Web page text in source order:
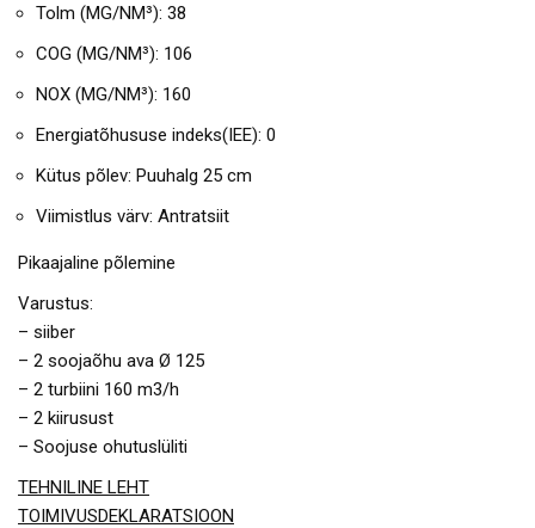
Tolm (MG/NM³): 38
COG (MG/NM³): 106
NOX (MG/NM³): 160
Energiatõhususe indeks(IEE): 0
Kütus põlev: Puuhalg 25 cm
Viimistlus värv: Antratsiit
Pikaajaline põlemine
Varustus:
– siiber
– 2 soojaõhu ava Ø 125
– 2 turbiini 160 m3/h
– 2 kiirusust
– Soojuse ohutuslüliti
TEHNILINE LEHT
TOIMIVUSDEKLARATSIOON